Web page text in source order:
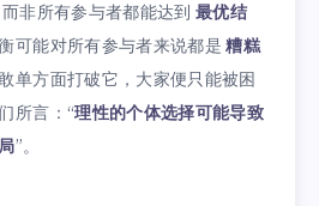
而非所有参与者都能达到最优结
可能对所有参与者来说都是糟糕
单方面打破它，大家便只能被困
所言：“理性的个体选择可能导致
”。